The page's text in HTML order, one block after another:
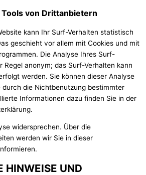
von Drittanbietern
kann Ihr Surf-Verhalten statistisch
geschieht vor allem mit Cookies und mit
Die Analyse Ihres Surf-
Regel anonym; das Surf-Verhalten kann
werden. Sie können dieser Analyse
die Nichtbenutzung bestimmter
Informationen dazu finden Sie in der
widersprechen. Über die
werden wir Sie in dieser
HINWEISE UND